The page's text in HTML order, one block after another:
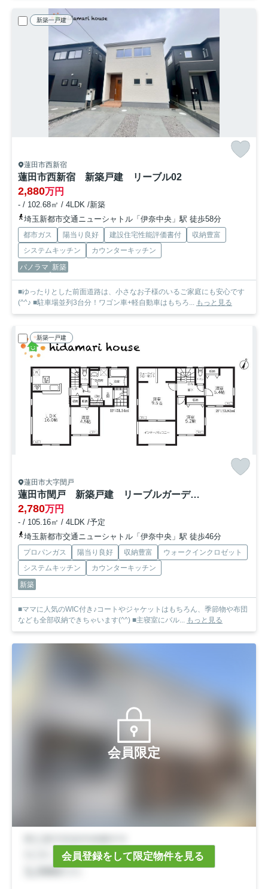
新築一戸建
蓮田市西新宿
蓮田市西新宿 新築戸建 リーブル02
2,880万円
- / 102.68㎡ / 4LDK /新築
埼玉新都市交通ニューシャトル「伊奈中央」駅 徒歩58分
都市ガス 陽当り良好 建設住宅性能評価書付
収納豊富
システムキッチン
カウンターキッチン
パノラマ 新築
■ゆったりとした前面道路は、小さなお子様のいるご家庭にも安心です
(^^♪ ■駐車場並列3台分！ワゴン車+軽自動車はもちろ...
もっと見る
新築一戸建
蓮田市大字閏戸
蓮田市閏戸 新築戸建 リーブルガーデン01
2,780万円
- / 105.16㎡ / 4LDK /予定
埼玉新都市交通ニューシャトル「伊奈中央」駅 徒歩46分
プロパンガス 陽当り良好 収納豊富
ウォークインクロゼット
システムキッチン
カウンターキッチン
新築
■ママに人気のWIC付き♪コートやジャケットはもちろん、季節物や布団
なども全部収納できちゃいます(^^) ■主寝室にバル...
もっと見る
会員限定
会員登録をして限定物件を見る